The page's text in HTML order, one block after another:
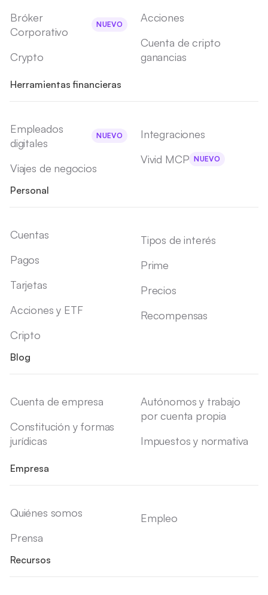
Bróker
Corporativo
NUEVO
Crypto
Acciones
Cuenta de cripto
ganancias
Herramientas financieras
Empleados
digitales
NUEVO
Viajes de negocios
Integraciones
Vivid MCP NUEVO
Personal
Cuentas
Pagos
Tarjetas
Acciones y ETF
Cripto
Tipos de interés
Prime
Precios
Recompensas
Blog
Cuenta de empresa
Constitución y formas
jurídicas
Autónomos y trabajo
por cuenta propia
Impuestos y normativa
Empresa
Quiénes somos
Prensa
Empleo
Recursos